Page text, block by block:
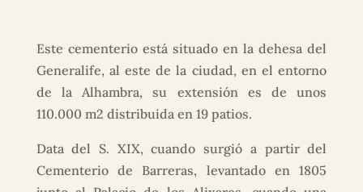
Este cementerio está situado en la dehesa del
Generalife, al este de la ciudad, en el entorno
de la Alhambra, su extensión es de unos
110.000 m2 distribuida en 19 patios.
Data del S. XIX, cuando surgió a partir del
Cementerio de Barreras, levantado en 1805